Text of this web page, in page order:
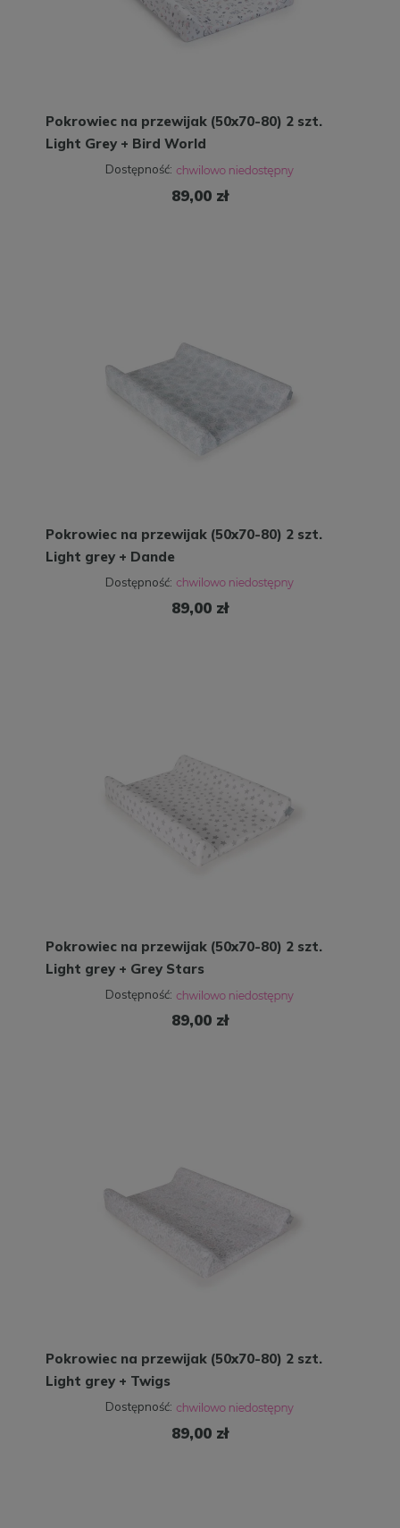
Pokrowiec na przewijak (50x70-80) 2 szt.
Light Grey + Bird World
Dostępność:
89,00 zł
Pokrowiec na przewijak (50x70-80) 2 szt.
Light grey + Dande
Dostępność:
89,00 zł
Pokrowiec na przewijak (50x70-80) 2 szt.
Light grey + Grey Stars
Dostępność:
89,00 zł
Pokrowiec na przewijak (50x70-80) 2 szt.
Light grey + Twigs
Dostępność:
89,00 zł